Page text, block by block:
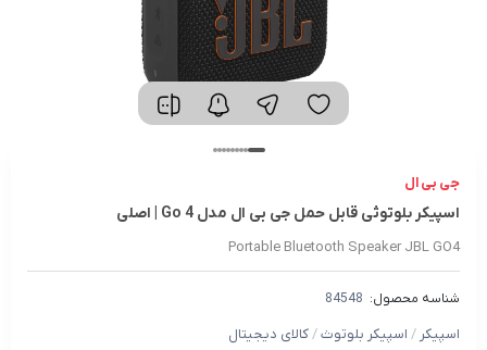
جی بی ال
اسپیکر بلوتوثی قابل حمل جی بی ال مدل Go 4 | اصلی
Portable Bluetooth Speaker JBL GO4
شناسه محصول: 84548
اسپیکر / اسپیکر بلوتوث/کالای دیجیتال